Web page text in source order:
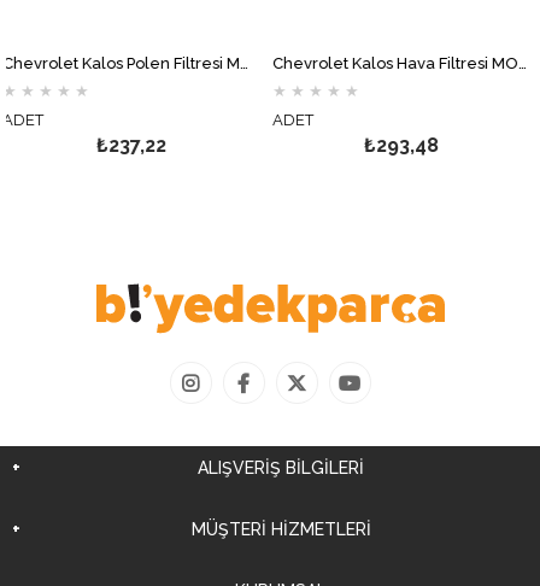
Chevrolet Kalos Polen Filtresi MOTOCAR
★ ★
₺237,22
Chevrolet Kalos Hava Filtresi MOTOCAR
★ ★ ★
₺293,48
ALIŞVERİŞ BİLGİLERİ
MÜŞTERİ HİZMETLERİ